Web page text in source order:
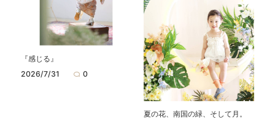
『感じる』
2026/7/31
0
夏の花、南国の緑、そして月。